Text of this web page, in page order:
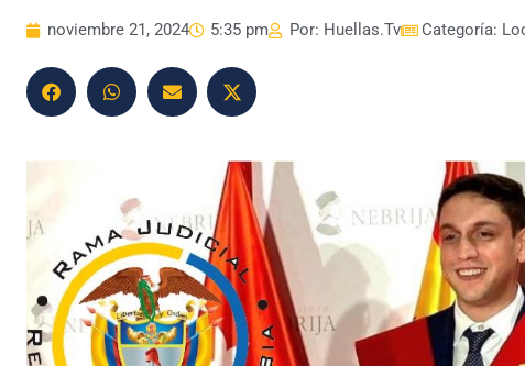
noviembre 21, 2024 5:35 pm Por: Huellas.Tv Categoría: